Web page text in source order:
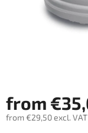
from
from €29,50excl. VAT